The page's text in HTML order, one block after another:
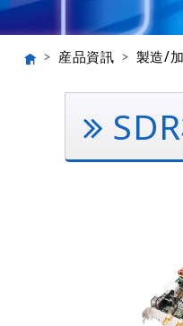
産品資訊 製造/